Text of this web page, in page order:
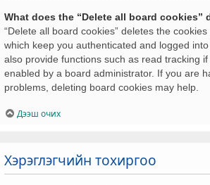
What does the “Delete all board cookies”
“Delete all board cookies” deletes the
which keep you authenticated and logged
also provide functions such as read tracking
enabled by a board administrator. If you are
problems, deleting board cookies may help.
Дээш очих
Хэрэглэгчийн тохиргоо